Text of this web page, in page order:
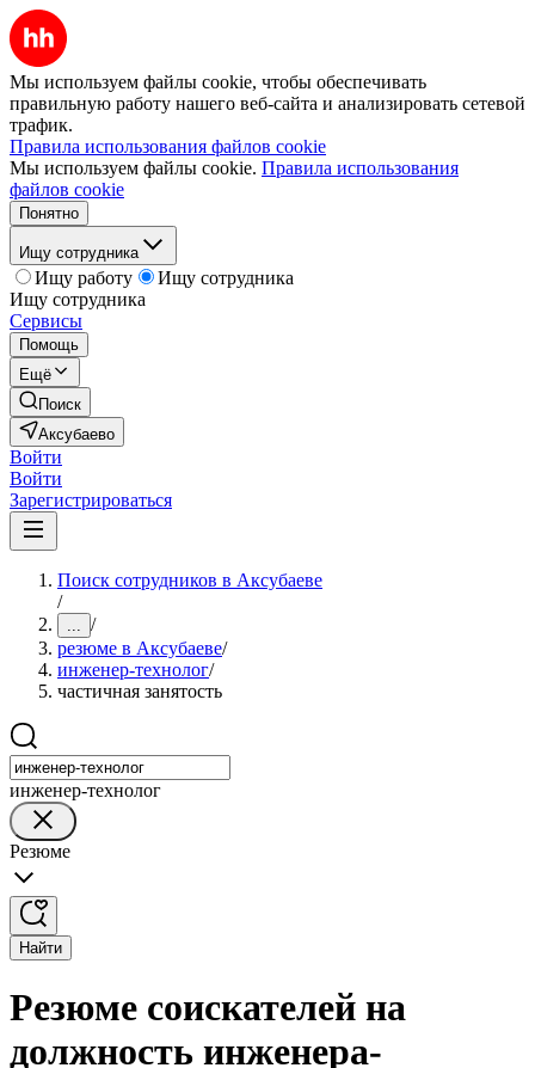
Мы используем файлы cookie, чтобы обеспечивать
правильную работу нашего веб-сайта и анализировать сетевой
трафик.
Правила использования файлов cookie
Мы используем файлы cookie. Правила использования
файлов cookie
Понятно
Ищу сотрудника
Ищу работу
Ищу сотрудника
Ищу сотрудника
Сервисы
Помощь
Ещё
Поиск
Аксубаево
Войти
Войти
Зарегистрироваться
Поиск сотрудников в Аксубаеве
/
... /
резюме в Аксубаеве/
инженер-технолог/
частичная занятость
инженер-технолог
Резюме
Найти
Резюме соискателей на
должность инженера-